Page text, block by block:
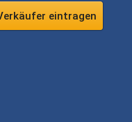
eintragen